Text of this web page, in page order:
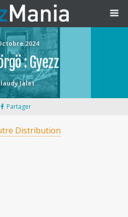
2024
: Gyezz
Jalet
Partager
Distribution